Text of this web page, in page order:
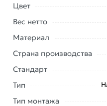
наконечник ТМЛ 10-6-5
Наконечники медные
Москве и области.
Наши
Цвет
Вес нетто
Материал
Страна производства
Стандарт
Тип
Тип монтажа